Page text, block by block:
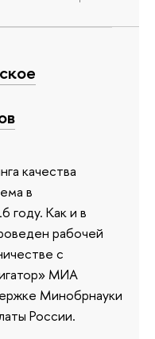
качества
в
году. Как и в
рабочей
с
МИА
Минобрнауки
России.